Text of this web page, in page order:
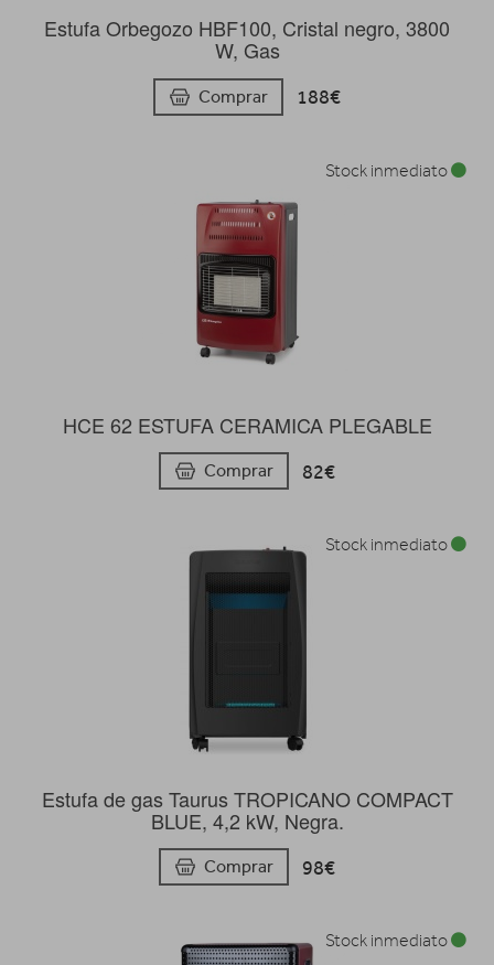
Estufa Orbegozo HBF100, Cristal negro, 3800
W, Gas
Comprar 188€
HCE 62 ESTUFA CERAMICA PLEGABLE
Comprar 82€
Stock inmediato
Estufa de gas Taurus TROPICANO COMPACT
BLUE, 4,2 kW, Negra.
Comprar 98€
Stock inmediato
Stock inmediato